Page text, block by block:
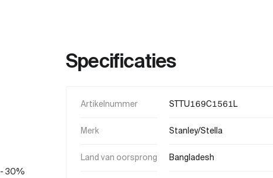
30%
Specificaties
Artikelnummer STTU169C1561L
Merk Stanley/Stella
Land van oorsprong Bangladesh